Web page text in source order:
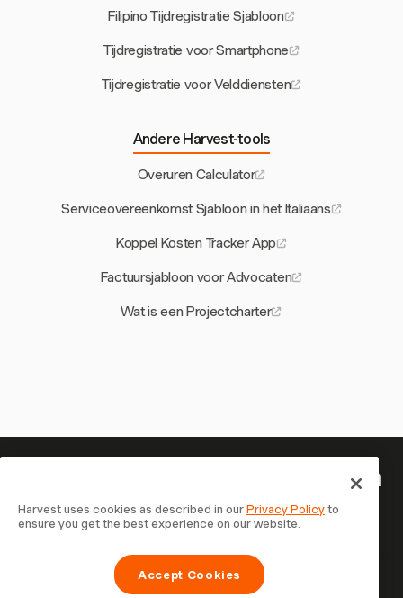
Filipino Tijdregistratie Sjabloon
Tijdregistratie voor Smartphone
Tijdregistratie voor Velddiensten
Andere Harvest-tools
Overuren Calculator
Serviceovereenkomst Sjabloon in het Italiaans
Koppel Kosten Tracker App
Factuursjabloon voor Advocaten
Wat is een Projectcharter
Je tijd is het waard om bij te houden
— begin nu
Sluit je aan bij meer dan 70.000 bedrijven die tijd
registreren, klanten factureren en sneller betaald worden
met Harvest. Gratis te proberen, in 30 seconden
Harvest uses cookies as described in ourPrivacy Policyto
ensure you get the best experience on our website.
Accept Cookies